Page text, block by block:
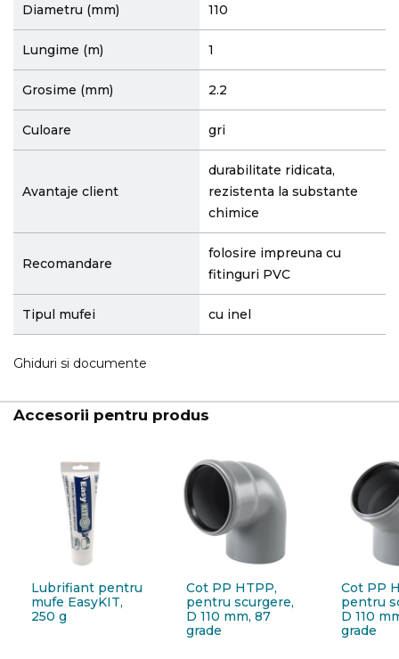
Diametru (mm) 110
Lungime (m) 1
Grosime (mm) 2.2
Culoare gri
Avantaje client
durabilitate ridicata,
rezistenta la substante
chimice
Recomandare
folosire impreuna cu
fitinguri PVC
Tipul mufei cu inel
Ghiduri si documente
Accesorii pentru produs
Lubrifiant pentru
mufe EasyKIT,
250 g
Cot PP HTPP,
pentru scurgere,
D 110 mm, 87
grade
Cot PP
pentru
D 110
grade